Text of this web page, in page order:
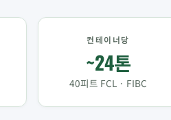
컨테이너당
~24톤
40피트 FCL · FIBC